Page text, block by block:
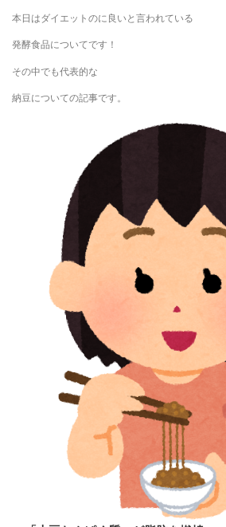
本日はダイエットのに良いと言われている
発酵食品についてです！
その中でも代表的な
納豆についての記事です。